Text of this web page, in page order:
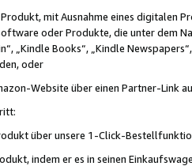
mit Ausnahme eines digitalen
oder Produkte, die unter dem
„Kindle Books“, „Kindle
oder
Website über einen Partner-Link
über unsere 1-Click-
indem er es in seinen